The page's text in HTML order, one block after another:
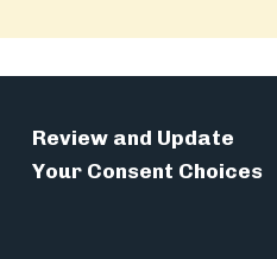
Review and Update
Your Consent Choices